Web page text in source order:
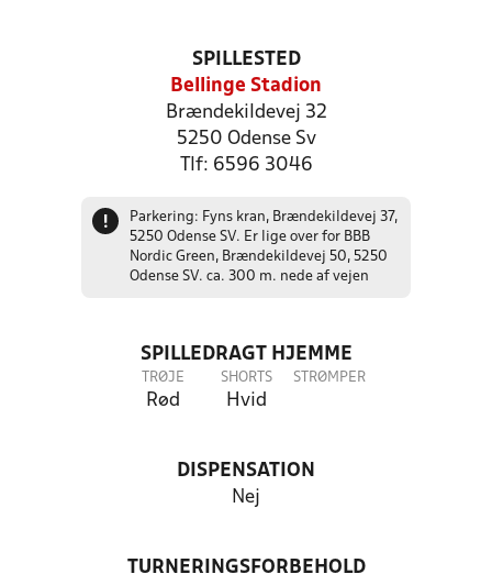
SPILLESTED
Bellinge Stadion
Brændekildevej 32
5250 Odense Sv
Tlf: 6596 3046
!
Parkering: Fyns kran, Brændekildevej 37,
5250 Odense SV. Er lige over for BBB
Nordic Green, Brændekildevej 50, 5250
Odense SV. ca. 300 m. nede af vejen
SPILLEDRAGT HJEMME
TRØJE
Rød
SHORTS
Hvid
STRØMPER
DISPENSATION
Nej
TURNERINGSFORBEHOLD